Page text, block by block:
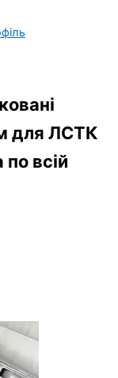
для ЛСТК
всій